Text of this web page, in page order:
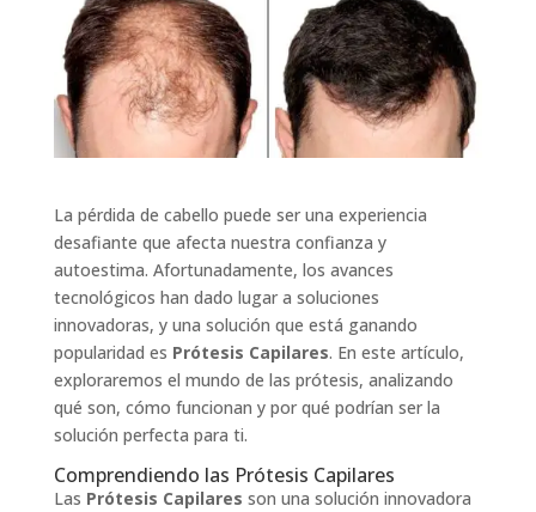
La pérdida de cabello puede ser una experiencia
desafiante que afecta nuestra confianza y
autoestima. Afortunadamente, los avances
tecnológicos han dado lugar a soluciones
innovadoras, y una solución que está ganando
popularidad es Prótesis Capilares. En este artículo,
exploraremos el mundo de las prótesis, analizando
qué son, cómo funcionan y por qué podrían ser la
solución perfecta para ti.
Comprendiendo las Prótesis Capilares
Las Prótesis Capilares son una solución innovadora